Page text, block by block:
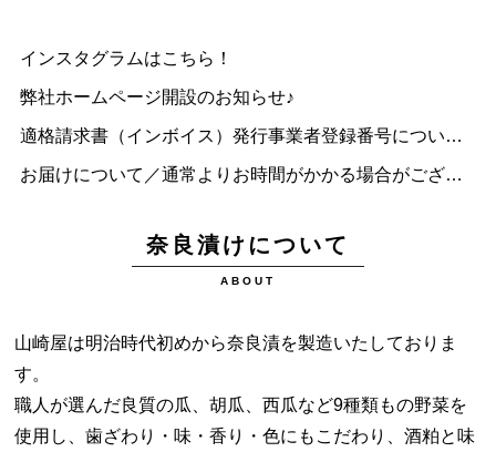
インスタグラムはこちら！
弊社ホームページ開設のお知らせ♪
適格請求書（インボイス）発行事業者登録番号についてのお知らせ
お届けについて／通常よりお時間がかかる場合がございます。
奈良漬けについて
ABOUT
山崎屋は明治時代初めから奈良漬を製造いたしておりま
す。
職人が選んだ良質の瓜、胡瓜、西瓜など9種類もの野菜を
使用し、歯ざわり・味・香り・色にもこだわり、酒粕と味